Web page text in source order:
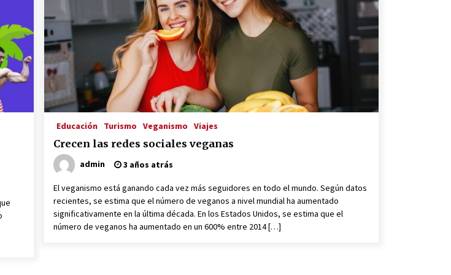
3 años atrás
3 años atrás
RED VEGANA
3 años atrás
Voy Libre: Viaje Documental
3 años atrás
Viajeros Veganos
3 años atrás
Gwoaw: La Primera Red Social
Educación Turismo Veganismo Viajes
Crecen las redes sociales veganas
admin 3 años atrás
El veganismo está ganando cada vez más seguidores en todo el mundo. Según datos
recientes, se estima que el número de veganos a nivel mundial ha aumentado
significativamente en la última década. En los Estados Unidos, se estima que el
número de veganos ha aumentado en un 600% entre 2014 […]